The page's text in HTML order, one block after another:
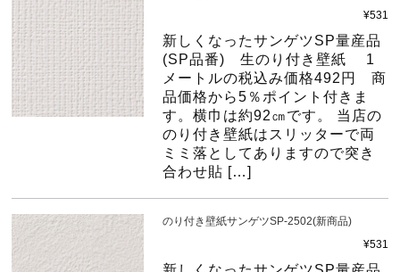
¥531
新しくなったサンゲツSP量産品
(SP品番) 生のり付き壁紙 1
メートルの税込み価格492円 商
品価格から5％ポイント付きま
す。横巾は約92㎝です。 当店の
のり付き壁紙はスリッターで両
ミミ落としてありますので突き
合わせ貼 […]
のり付き壁紙サンゲツSP-2502(新商品)
¥531